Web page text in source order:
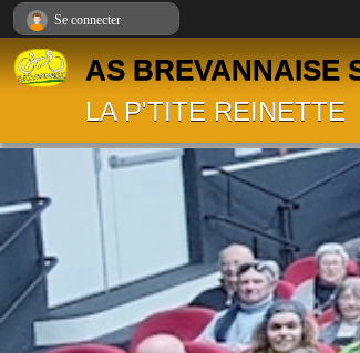
AS BREVANNAISE
LA P'TITE REINETTE
Se connecter
Panneau de gestion des cookies